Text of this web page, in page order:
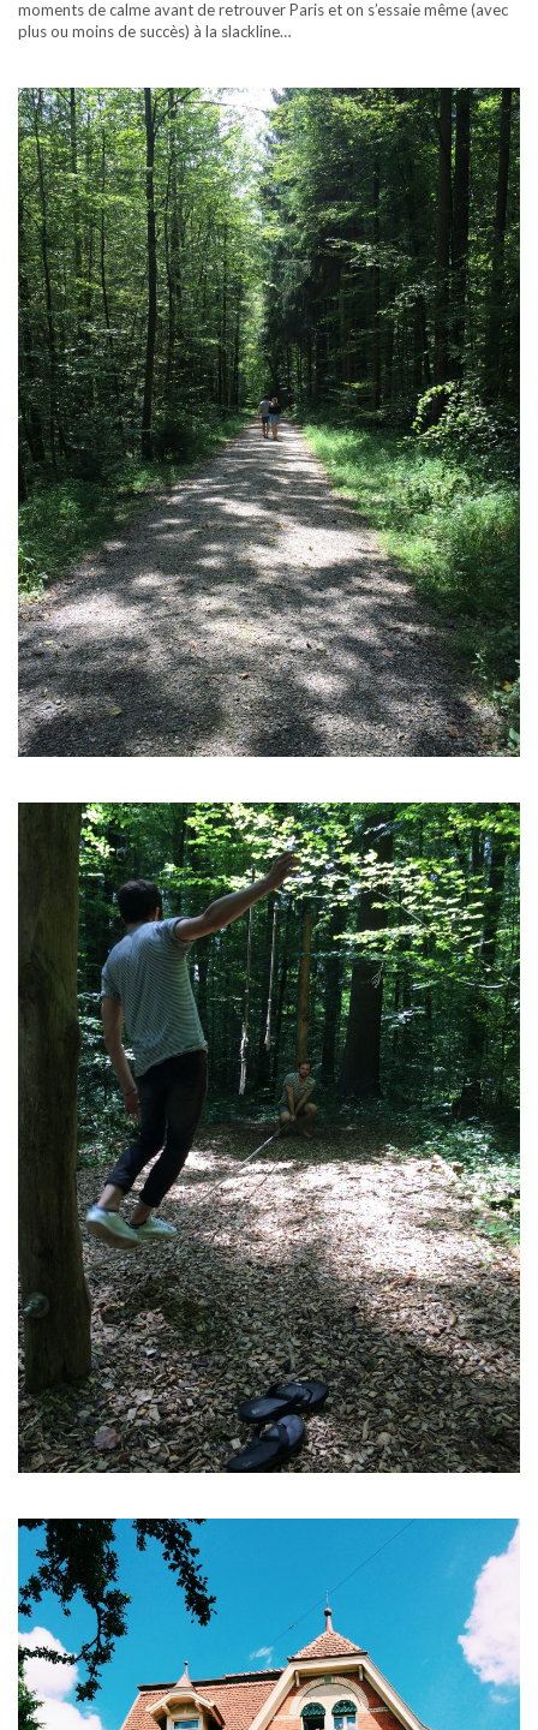
moments de calme avant de retrouver Paris et on s’essaie même (avec
plus ou moins de succès) à la slackline…